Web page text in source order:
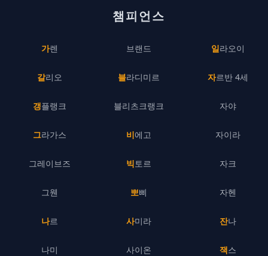
챔피언스
가렌
갈리오
갱플랭크
그라가스
그레이브즈
그웬
나르
나미
브랜드
블라디미르
블리츠크랭크
비에고
빅토르
뽀삐
사미라
사이온
일라오이
자르반 4세
자야
자이라
자크
자헨
잔나
잭스